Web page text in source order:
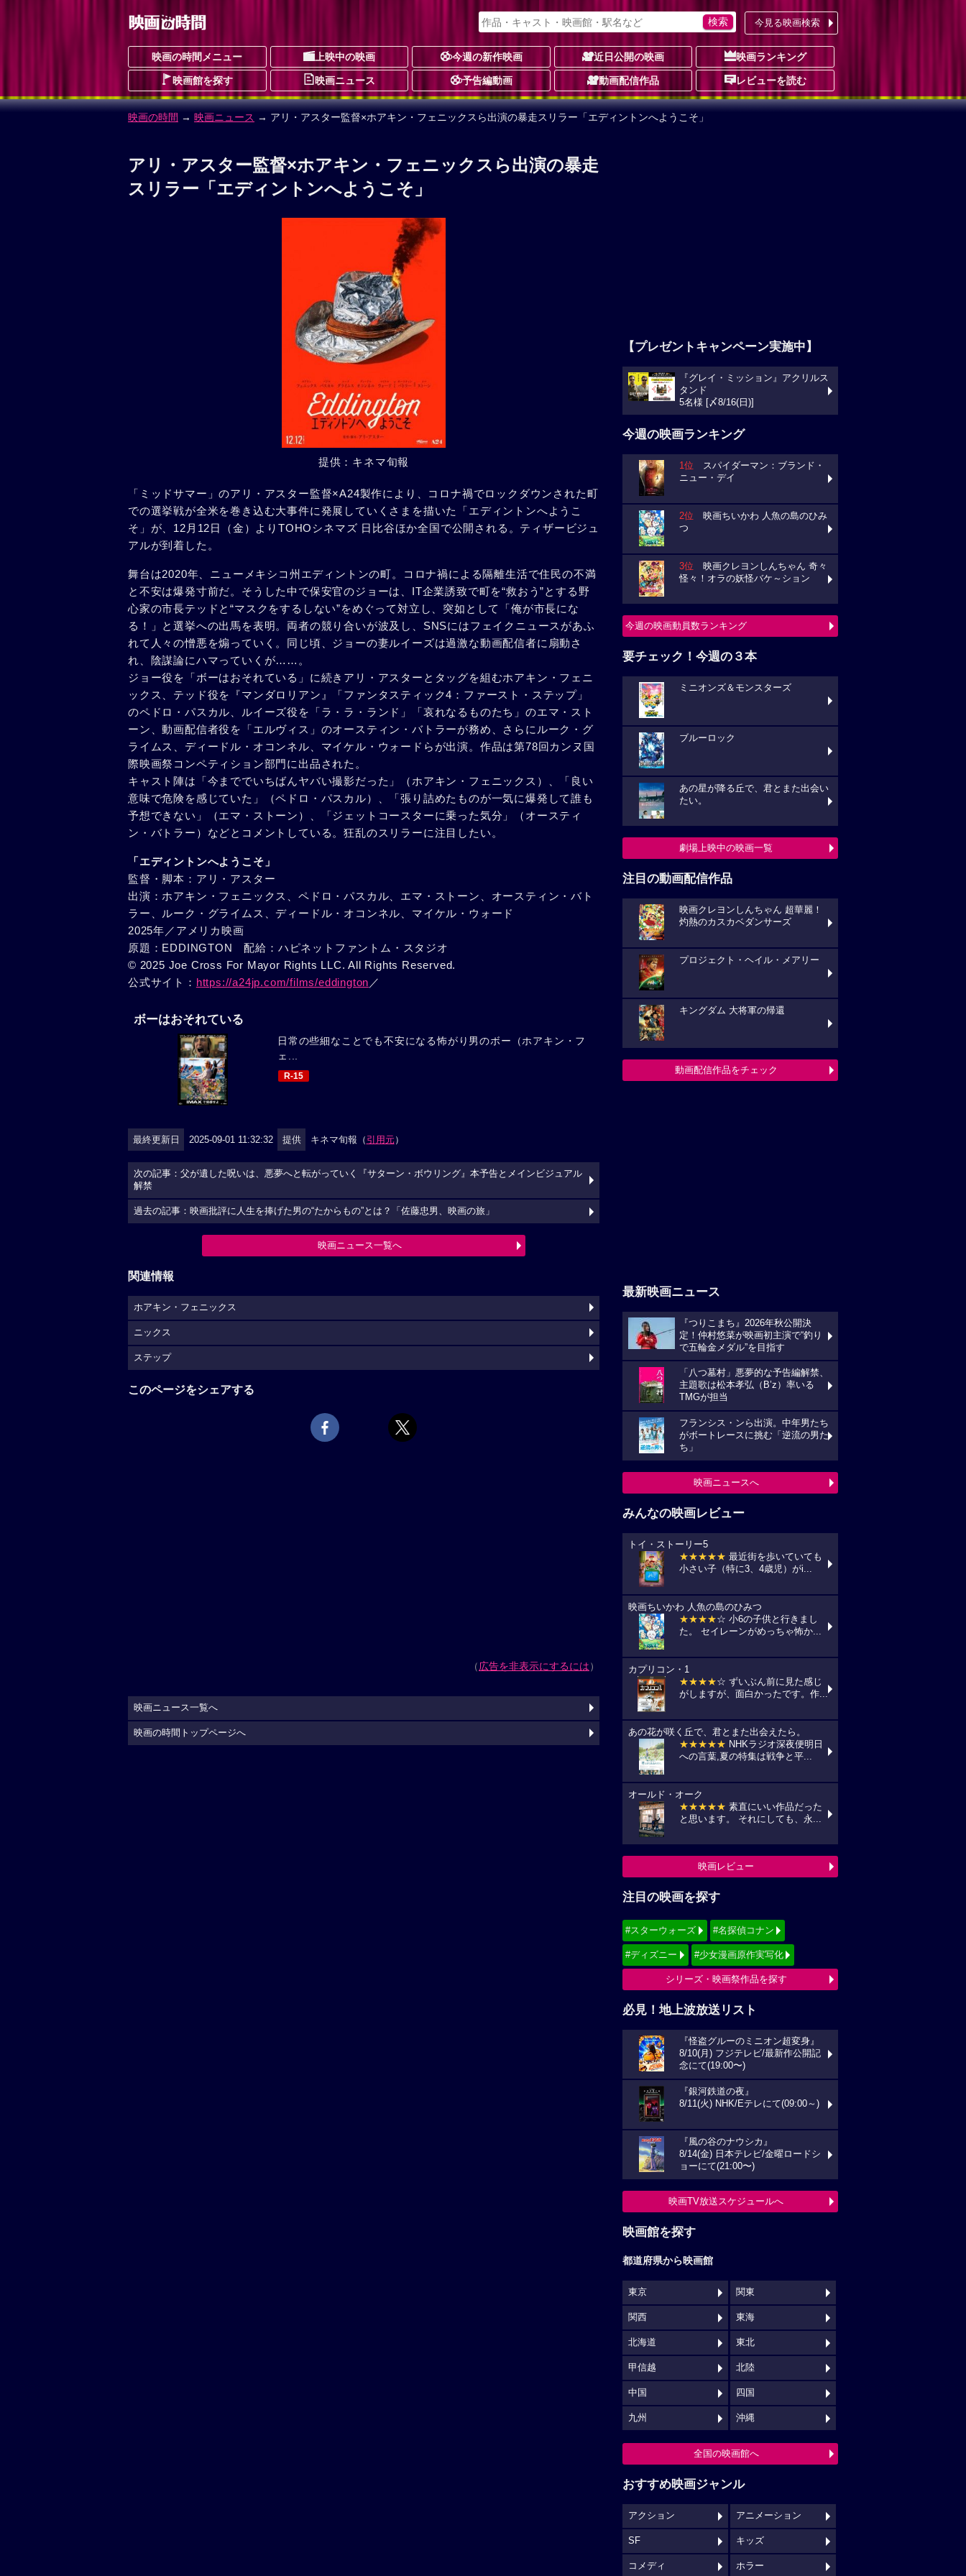
今見る映画検索
映画の時間メニュー 上映中の映画 今週の新作映画 近日公開の映画 映画ランキング
映画館を探す 映画ニュース 予告編動画 動画配信作品 レビューを読む
映画の時間 → 映画ニュース → アリ・アスター監督×ホアキン・フェニックスら出演の暴走スリラー「エディントンへようこそ」
アリ・アスター監督×ホアキン・フェニックスら出演の暴走
スリラー「エディントンへようこそ」
提供：キネマ旬報
「ミッドサマー」のアリ・アスター監督×A24製作により、コロナ禍でロックダウンされた町
での選挙戦が全米を巻き込む大事件に発展していくさまを描いた「エディントンへようこ
そ」が、12月12日（金）よりTOHOシネマズ 日比谷ほか全国で公開される。ティザービジュ
アルが到着した。
舞台は2020年、ニューメキシコ州エディントンの町。コロナ禍による隔離生活で住民の不満
と不安は爆発寸前だ。そうした中で保安官のジョーは、IT企業誘致で町を“救おう”とする野
心家の市長テッドと“マスクをするしない”をめぐって対立し、突如として「俺が市長にな
る！」と選挙への出馬を表明。両者の競り合いが波及し、SNSにはフェイクニュースがあふ
れて人々の憎悪を煽っていく。同じ頃、ジョーの妻ルイーズは過激な動画配信者に扇動さ
れ、陰謀論にハマっていくが……。
ジョー役を「ボーはおそれている」に続きアリ・アスターとタッグを組むホアキン・フェニ
ックス、テッド役を『マンダロリアン』「ファンタスティック4：ファースト・ステップ」
のペドロ・パスカル、ルイーズ役を「ラ・ラ・ランド」「哀れなるものたち」のエマ・スト
ーン、動画配信者役を「エルヴィス」のオースティン・バトラーが務め、さらにルーク・グ
ライムス、ディードル・オコンネル、マイケル・ウォードらが出演。作品は第78回カンヌ国
際映画祭コンペティション部門に出品された。
キャスト陣は「今まででいちばんヤバい撮影だった」（ホアキン・フェニックス）、「良い
意味で危険を感じていた」（ペドロ・パスカル）、「張り詰めたものが一気に爆発して誰も
予想できない」（エマ・ストーン）、「ジェットコースターに乗った気分」（オースティ
ン・バトラー）などとコメントしている。狂乱のスリラーに注目したい。
「エディントンへようこそ」
監督・脚本：アリ・アスター
出演：ホアキン・フェニックス、ペドロ・パスカル、エマ・ストーン、オースティン・バト
ラー、ルーク・グライムス、ディードル・オコンネル、マイケル・ウォード
2025年／アメリカ映画
原題：EDDINGTON 配給：ハピネットファントム・スタジオ
© 2025 Joe Cross For Mayor Rights LLC. All Rights Reserved.
公式サイト： https://a24jp.com/films/eddington ／
ボーはおそれている
日常の些細なことでも不安になる怖がり男のボー（ホアキン・フ
ェ...
R-15
最終更新日 2025-09-01 11:32:32 提供 キネマ旬報（ 引用元）
次の記事：父が遺した呪いは、悪夢へと転がっていく『サターン・ボウリング』本予告とメインビジュアル
解禁
過去の記事：映画批評に人生を捧げた男の“たからもの”とは？「佐藤忠男、映画の旅」
映画ニュース一覧へ
関連情報
ホアキン・フェニックス
ニックス
ステップ
このページをシェアする
（広告を非表示にするには）
【プレゼントキャンペーン実施中】
『グレイ・ミッション』アクリルス
タンド
5名様 [〆8/16(日)]
今週の映画ランキング
1位 スパイダーマン：ブランド・
ニュー・デイ
2位 映画ちいかわ 人魚の島のひみ
つ
3位 映画クレヨンしんちゃん 奇々
怪々！オラの妖怪バケ～ション
今週の映画動員数ランキング
要チェック！今週の３本
ミニオンズ＆モンスターズ
ブルーロック
あの星が降る丘で、君とまた出会い
たい。
劇場上映中の映画一覧
注目の動画配信作品
映画クレヨンしんちゃん 超華麗！
灼熱のカスカベダンサーズ
プロジェクト・ヘイル・メアリー
キングダム 大将軍の帰還
動画配信作品をチェック
最新映画ニュース
『つりこまち』2026年秋公開決
定！仲村悠菜が映画初主演で“釣り
で五輪金メダル”を目指す
「八つ墓村」悪夢的な予告編解禁、
主題歌は松本孝弘（B’z）率いる
TMGが担当
フランシス・ンら出演。中年男たち
がボートレースに挑む「逆流の男た
ち」
映画ニュースへ
みんなの映画レビュー
トイ・ストーリー5
★★★★★ 最近街を歩いていても
小さい子（特に3、4歳児）がi...
映画ちいかわ 人魚の島のひみつ
★★★★☆ 小6の子供と行きまし
た。 セイレーンがめっちゃ怖か...
カプリコン・1
★★★★☆ ずいぶん前に見た感じ
がしますが、面白かったです。作...
あの花が咲く丘で、君とまた出会えたら。
★★★★★ NHKラジオ深夜便明日
への言葉,夏の特集は戦争と平...
オールド・オーク
★★★★★ 素直にいい作品だった
と思います。 それにしても、永...
映画レビュー
注目の映画を探す
#スターウォーズ #名探偵コナン
#ディズニー #少女漫画原作実写化
シリーズ・映画祭作品を探す
必見！地上波放送リスト
『怪盗グルーのミニオン超変身』
8/10(月) フジテレビ/最新作公開記
念にて(19:00〜)
『銀河鉄道の夜』
8/11(火) NHK/Eテレにて(09:00～)
『風の谷のナウシカ』
8/14(金) 日本テレビ/金曜ロードシ
ョーにて(21:00〜)
映画TV放送スケジュールへ
映画館を探す
都道府県から映画館
東京 関東
関西 東海
北海道 東北
甲信越 北陸
中国 四国
九州 沖縄
全国の映画館へ
おすすめ映画ジャンル
アクション アニメーション
SF キッズ
コメディ ホラー
映画ニュース一覧へ
映画の時間トップページへ